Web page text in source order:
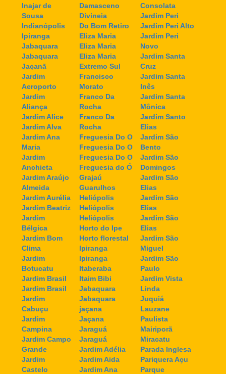
Inajar de
Sousa
Indianópolis
Ipiranga
Jabaquara
Jabaquara
Jaçanã
Jardim
Aeroporto
Jardim
Aliança
Jardim Alice
Jardim Alva
Jardim Ana
Maria
Jardim
Anchieta
Jardim Araújo
Almeida
Jardim Aurélia
Jardim Beatriz
Jardim
Bélgica
Jardim Bom
Clima
Jardim
Botucatu
Jardim Brasil
Jardim Brasil
Jardim
Cabuçu
Jardim
Campina
Jardim Campo
Grande
Jardim
Castelo
Damasceno
Divineia
Do Bom Retiro
Eliza Maria
Eliza Maria
Eliza Maria
Extremo Sul
Francisco
Morato
Franco Da
Rocha
Franco Da
Rocha
Freguesia Do O
Freguesia Do O
Freguesia Do O
Freguesia do Ó
Grajaú
Guarulhos
Heliópolis
Heliópolis
Heliópolis
Horto do Ipe
Horto florestal
Ipiranga
Ipiranga
Itaberaba
Itaim Bibi
Jabaquara
Jabaquara
jaçana
Jaçana
Jaraguá
Jaraguá
Jardim Adélia
Jardim Aida
Jardim Ana
Consolata
Jardim Peri
Jardim Peri Alto
Jardim Peri
Novo
Jardim Santa
Cruz
Jardim Santa
Inês
Jardim Santa
Mônica
Jardim Santo
Elias
Jardim São
Bento
Jardim São
Domingos
Jardim São
Elias
Jardim São
Elias
Jardim São
Elias
Jardim São
Miguel
Jardim São
Paulo
Jardim Vista
Linda
Juquiá
Lauzane
Paulista
Mairiporã
Miracatu
Parada Inglesa
Pariquera Açu
Parque